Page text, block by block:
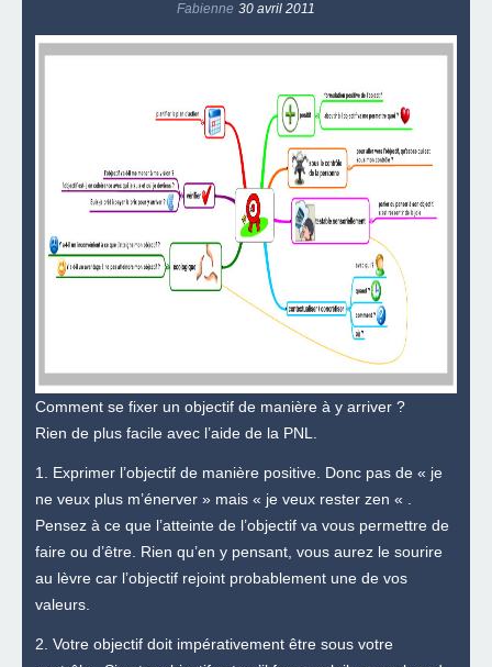
Fabienne 30 avril 2011
Comment se fixer un objectif de manière à y arriver ?
Rien de plus facile avec l’aide de la PNL.
1. Exprimer l’objectif de manière positive. Donc pas de « je
ne veux plus m’énerver » mais « je veux rester zen « .
Pensez à ce que l’atteinte de l’objectif va vous permettre de
faire ou d’être. Rien qu’en y pensant, vous aurez le sourire
au lèvre car l’objectif rejoint probablement une de vos
valeurs.
2. Votre objectif doit impérativement être sous votre